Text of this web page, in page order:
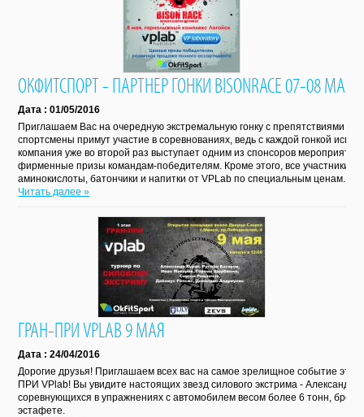
ОКФИТСПОРТ - ПАРТНЕР ГОНКИ BISONRACE 07-08 МАЯ
Дата : 01/05/2016
Приглашаем Вас на очередную экстремальную гонку с препятствиями
спортсмены примут участие в соревнованиях, ведь с каждой гонкой
компания уже во второй раз выступает одним из спонсоров
фирменные призы командам-победителям. Кроме этого, все участники и
аминокислоты, батончики и напитки от VPLab по специальным ценам.
Читать далее »
ГРАН-ПРИ VPLAB 9 МАЯ
Дата : 24/04/2016
Дорогие друзья! Приглашаем всех вас на самое зрелищное событие
ПРИ VPlab! Вы увидите настоящих звезд силового экстрима - Александра
соревнующихся в упражнениях с автомобилем весом более 6 тонн,
эстафете.